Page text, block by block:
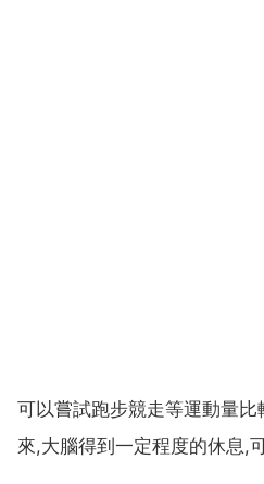
可以嘗試跑步競走等運動量
來,大腦得到一定程度的休息,